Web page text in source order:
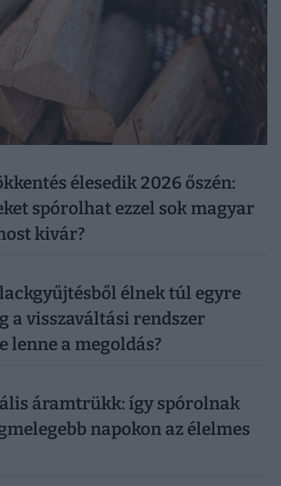
élesedik 2026 őszén:
spórolhat ezzel sok magyar
kivár?
élnek túl egyre
a visszaváltási rendszer
lenne a megoldás?
áramtrükk: így spórolnak
napokon az élelmes